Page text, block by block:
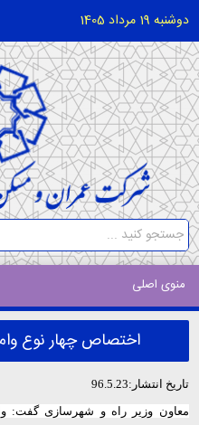
دوشنبه 19 مرداد 1405
منوی اصلی
اختصاص چهار نوع
تاریخ انتشار:96.5.23